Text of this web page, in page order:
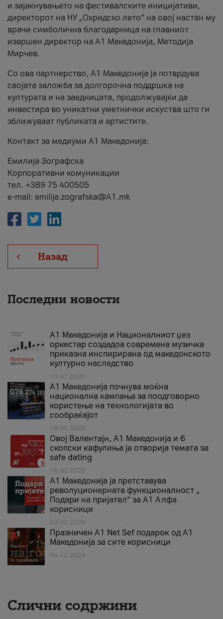
и зајакнувањето на фестивалските иницијативи,
директорот на НУ „Охридско лето“ на овој настан му
врачи симболична благодарница на главниот
извршен директор на A1 Македонија, Методија
Мирчев.
Со ова партнерство, A1 Македонија ја потврдува
својата заложба за долгорочна поддршка на
културата и на заедницата, продолжувајќи да
инвестира во уникатни уметнички искуства што ги
зближуваат публиката и артистите.
Контакт за медиуми А1 Македонија:
Емилија Зографска
Корпоративни комуникации
тел. +389 75 400505
e-mail: emilija.zografska@A1.mk
Назад
Последни новости
А1 Македонија и Националниот џез
оркестар создадоа современа музичка
приказна инспирирана од македонското
културно наследство
03.07.2026
A1 Македонија почнува моќна
национална кампања за поодговорно
користење на технологијата во
сообраќајот
18.05.2026
Овој Валентајн, A1 Македонија и 6
скопски кафулиња ја отворија темата за
safe dating
16.02.2026
А1 Македонија ја претставува
револуционерната функционалност „
Подари на пријател“ за А1 Алфа
корисници
02.02.2026
Празничен A1 Net Sеf подарок од А1
Македонија за сите корисници
04.12.2025
Слични содржини